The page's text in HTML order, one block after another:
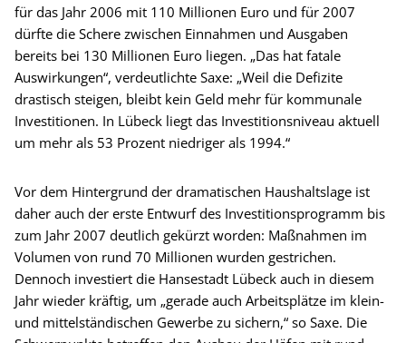
für das Jahr 2006 mit 110 Millionen Euro und für 2007
dürfte die Schere zwischen Einnahmen und Ausgaben
bereits bei 130 Millionen Euro liegen. „Das hat fatale
Auswirkungen“, verdeutlichte Saxe: „Weil die Defizite
drastisch steigen, bleibt kein Geld mehr für kommunale
Investitionen. In Lübeck liegt das Investitionsniveau aktuell
um mehr als 53 Prozent niedriger als 1994.“
Vor dem Hintergrund der dramatischen Haushaltslage ist
daher auch der erste Entwurf des Investitionsprogramm bis
zum Jahr 2007 deutlich gekürzt worden: Maßnahmen im
Volumen von rund 70 Millionen wurden gestrichen.
Dennoch investiert die Hansestadt Lübeck auch in diesem
Jahr wieder kräftig, um „gerade auch Arbeitsplätze im klein-
und mittelständischen Gewerbe zu sichern,“ so Saxe. Die